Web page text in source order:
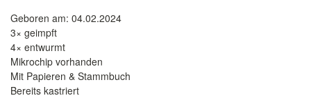
Geboren am: 04.02.2024
3× geimpft
4× entwurmt
Mikrochip vorhanden
Mit Papieren & Stammbuch
Bereits kastriert